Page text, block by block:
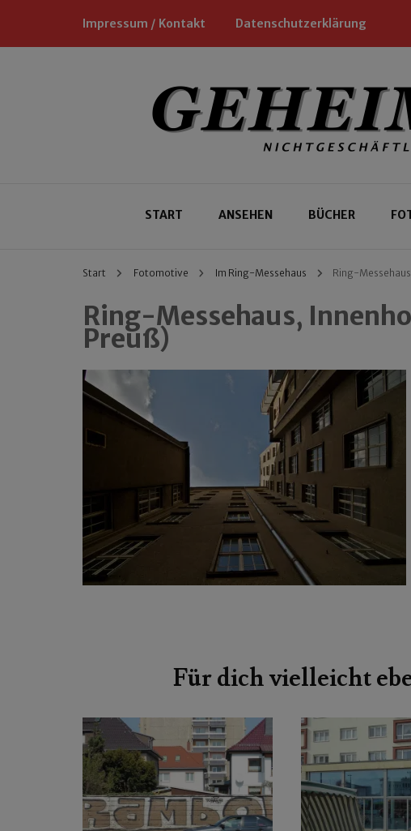
Impressum / Kontakt Datenschutzerklärung
Geheimtipp
START ANSEHEN BÜCHER
Start Fotomotive Im Ring-Messehaus Ring-
Ring-Messehaus,
Preuß)
Für dich vielleicht